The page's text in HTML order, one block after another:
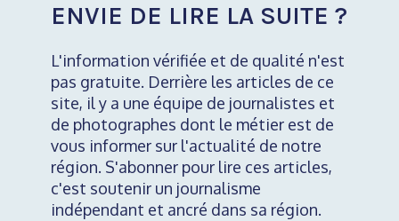
ENVIE DE LIRE LA SUITE ?
L'information vérifiée et de qualité n'est
pas gratuite. Derrière les articles de ce
site, il y a une équipe de journalistes et
de photographes dont le métier est de
vous informer sur l'actualité de notre
région. S'abonner pour lire ces articles,
c'est soutenir un journalisme
indépendant et ancré dans sa région.